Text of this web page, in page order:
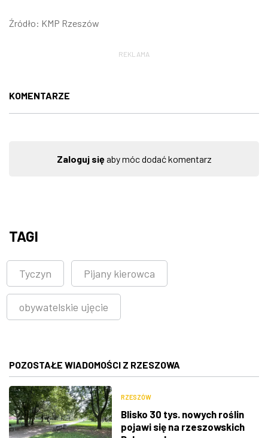
Źródło: KMP Rzeszów
REKLAMA
KOMENTARZE
Zaloguj sięaby móc dodać komentarz
TAGI
Tyczyn Pijany kierowca
obywatelskie ujęcie
POZOSTAŁE WIADOMOŚCI Z RZESZOWA
RZESZÓW
Blisko 30 tys. nowych roślin
pojawi się na rzeszowskich